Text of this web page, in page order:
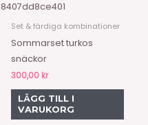
8407dd8ce401
Set & färdiga kombinationer
Sommarset turkos
snäckor
300,00 kr
LÄGG TILL I
VARUKORG